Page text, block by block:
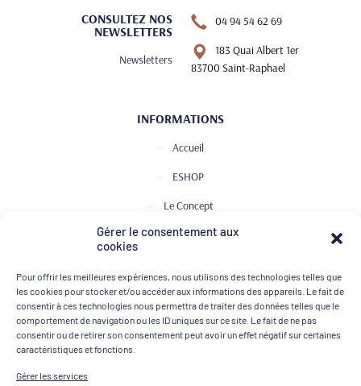
Gérer le consentement aux
cookies
Pour offrir les meilleures expériences, nous utilisons des technologies telles que
les cookies pour stocker et/ou accéder aux informations des appareils. Le fait de
consentir à ces technologies nous permettra de traiter des données telles que le
comportement de navigation ou les ID uniques sur ce site. Le fait de ne pas
consentir ou de retirer son consentement peut avoir un effet négatif sur certaines
caractéristiques et fonctions.
Gérer les services
CONSULTEZ NOS
NEWSLETTERS
Newsletters
04 94 54 62 69
183 Quai Albert 1er
83700 Saint-Raphael
INFORMATIONS
Accueil
ESHOP
Le Concept
Club de Dégustation
Contact
MOYENS DE PAIEMENT